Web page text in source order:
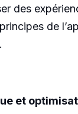
des
de
et